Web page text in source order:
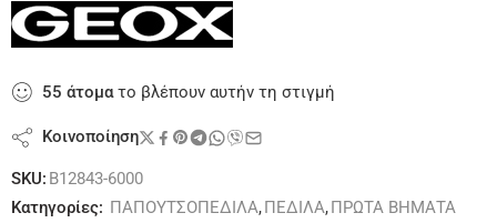
55 άτοματο βλέπουν αυτήν τη στιγμή
Κοινοποίηση
SKU: B12843-6000
Κατηγορίες: ΠΑΠΟΥΤΣΟΠΕΔΙΛΑ, ΠΕΔΙΛΑ, ΠΡΩΤΑ ΒΗΜΑΤΑ